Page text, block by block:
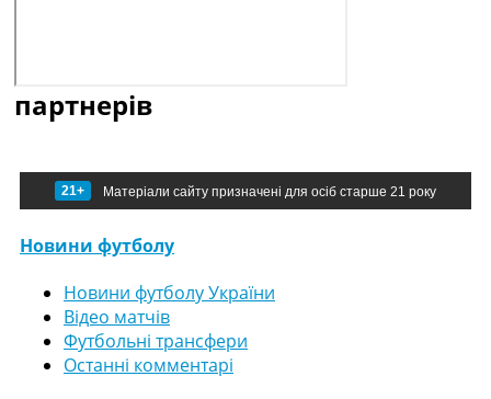
партнерів
21+ Матеріали сайту призначені для осіб старше 21 року
Новини футболу
Новини футболу України
Відео матчів
Футбольні трансфери
Останні комментарі